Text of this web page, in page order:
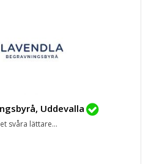
Uddevalla
svåra lättare...